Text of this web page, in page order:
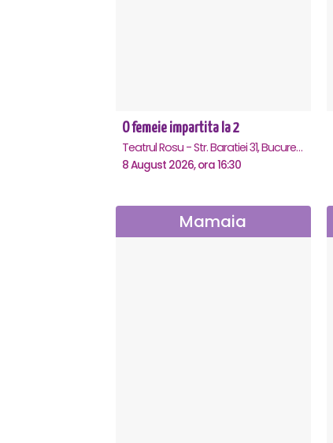
O femeie impartita la 2
Teatrul Rosu - Str. Baratiei 31, Bucuresti
8 August 2026, ora 16:30
Mamaia